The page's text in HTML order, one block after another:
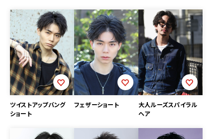
ツイストアップバング
ショート
フェザーショート
大人ルーズスパイラル
ヘア